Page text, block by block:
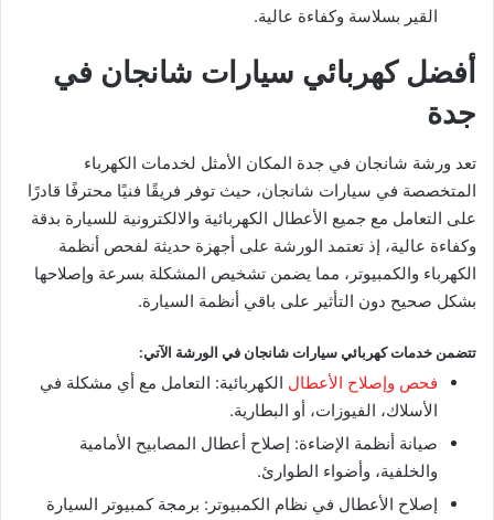
القير بسلاسة وكفاءة عالية.
أفضل كهربائي سيارات شانجان في
جدة
تعد ورشة شانجان في جدة المكان الأمثل لخدمات الكهرباء
المتخصصة في سيارات شانجان، حيث توفر فريقًا فنيًا محترفًا قادرًا
على التعامل مع جميع الأعطال الكهربائية والالكترونية للسيارة بدقة
وكفاءة عالية، إذ تعتمد الورشة على أجهزة حديثة لفحص أنظمة
الكهرباء والكمبيوتر، مما يضمن تشخيص المشكلة بسرعة وإصلاحها
بشكل صحيح دون التأثير على باقي أنظمة السيارة.
تتضمن خدمات كهربائي سيارات شانجان في الورشة الآتي:
فحص وإصلاح الأعطال الكهربائية: التعامل مع أي مشكلة في
الأسلاك، الفيوزات، أو البطارية.
صيانة أنظمة الإضاءة: إصلاح أعطال المصابيح الأمامية
والخلفية، وأضواء الطوارئ.
إصلاح الأعطال في نظام الكمبيوتر: برمجة كمبيوتر السيارة